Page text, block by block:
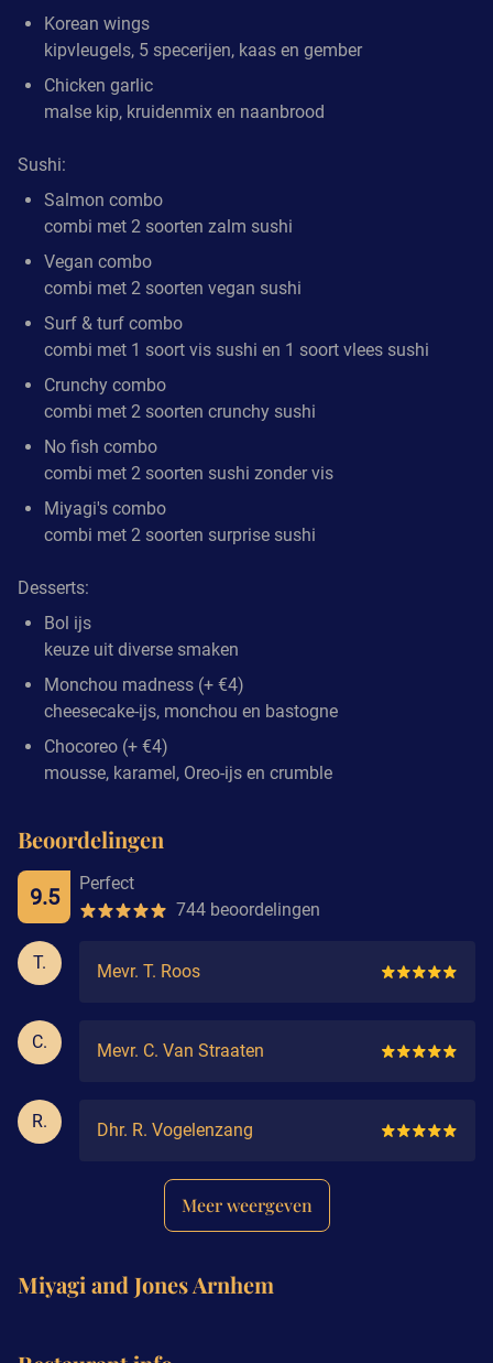
Korean wings
kipvleugels, 5 specerijen, kaas en gember
Chicken garlic
malse kip, kruidenmix en naanbrood
Sushi:
Salmon combo
combi met 2 soorten zalm sushi
Vegan combo
combi met 2 soorten vegan sushi
Surf & turf combo
combi met 1 soort vis sushi en 1 soort vlees sushi
Crunchy combo
combi met 2 soorten crunchy sushi
No fish combo
combi met 2 soorten sushi zonder vis
Miyagi's combo
combi met 2 soorten surprise sushi
Desserts:
Bol ijs
keuze uit diverse smaken
Monchou madness (+ €4)
cheesecake-ijs, monchou en bastogne
Chocoreo (+ €4)
mousse, karamel, Oreo-ijs en crumble
Beoordelingen
9.5
Perfect
744 beoordelingen
T. Mevr. T. Roos
C. Mevr. C. Van Straaten
R. Dhr. R. Vogelenzang
Meer weergeven
Miyagi and Jones Arnhem